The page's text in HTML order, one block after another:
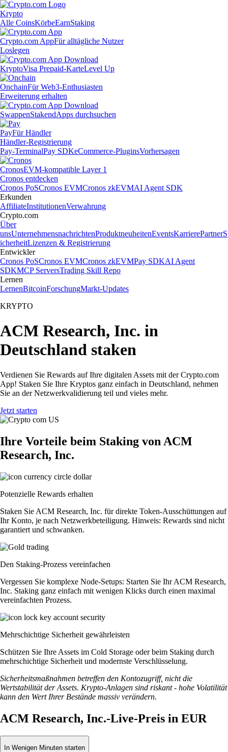
Krypto
Alle CoinsKörbeEarnStaking
Crypto.com AppFür alltägliche Nutzer
Loslegen
KryptoVisa Prepaid-KarteLevel Up
OnchainFür Web3-Enthusiasten
Erweiterung erhalten
SwappenStakendApps durchsuchen
PayFür Händler
Händler-Registrierung
Pay-TerminalPay SDKeCommerce-PluginsVorhersagen
CronosEVM-kompatible Layer 1
Cronos entdecken
Cronos PoSCronos EVMCronos zkEVMAI Agent SDK
Erkunden
AffiliateInstitutionenVerwahrung
Crypto.com
Über
unsUnternehmensnachrichtenProduktneuheitenEventsKarrierePartnerS
icherheitLizenzen & Registrierung
Entwickler
Cronos PoSCronos EVMCronos zkEVMPay SDKAI Agent
SDKMCP ServersTrading Skill Repo
Lernen
LernenBitcoinForschungMarkt-Updates
KRYPTO
ACM Research, Inc. in
Deutschland staken
Verdienen Sie Rewards auf Ihre digitalen Assets mit der Crypto.com
App! Staken Sie Ihre Kryptos ganz einfach in Deutschland, nehmen
Sie an der Netzwerkvalidierung teil und vieles mehr.
Jetzt starten
Ihre Vorteile beim Staking von ACM
Research, Inc.
Potenzielle Rewards erhalten
Staken Sie ACM Research, Inc. für direkte Token-Ausschüttungen auf
Ihr Konto, je nach Netzwerkbeteiligung. Hinweis: Rewards sind nicht
garantiert und schwanken.
Den Staking-Prozess vereinfachen
Vergessen Sie komplexe Node-Setups: Starten Sie Ihr ACM Research,
Inc. Staking ganz einfach mit wenigen Klicks durch einen maximal
vereinfachten Prozess.
Mehrschichtige Sicherheit gewährleisten
Schützen Sie Ihre Assets im Cold Storage oder beim Staking durch
mehrschichtige Sicherheit und modernste Verschlüsselung.
Sicherheitsmaßnahmen betreffen den Kontozugriff, nicht die
Wertstabilität der Assets. Krypto-Anlagen sind riskant - hohe Volatilität
kann den Wert Ihrer Bestände massiv verändern.
ACM Research, Inc.-Live-Preis in EUR
In Wenigen Minuten starten